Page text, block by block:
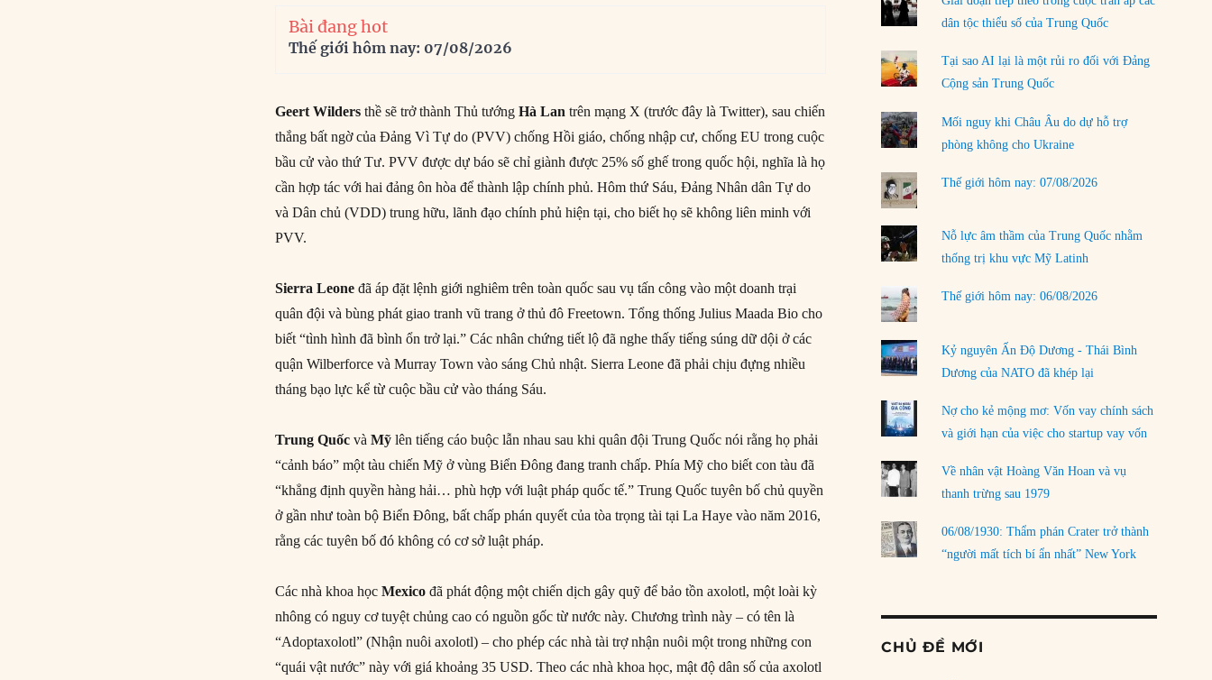
Bài đang hot
Thế giới hôm nay: 07/08/2026
Geert Wilders thề sẽ trở thành Thủ tướngHà Lan trên mạng X (trước đây là Twitter), sau chiến
thắng bất ngờ của Đảng Vì Tự do (PVV) chống Hồi giáo, chống nhập cư, chống EU trong cuộc
bầu cử vào thứ Tư. PVV được dự báo sẽ chỉ giành được 25% số ghế trong quốc hội, nghĩa là họ
cần hợp tác với hai đảng ôn hòa để thành lập chính phủ. Hôm thứ Sáu, Đảng Nhân dân Tự do
và Dân chủ (VDD) trung hữu, lãnh đạo chính phủ hiện tại, cho biết họ sẽ không liên minh với
PVV.
Sierra Leone đã áp đặt lệnh giới nghiêm trên toàn quốc sau vụ tấn công vào một doanh trại
quân đội và bùng phát giao tranh vũ trang ở thủ đô Freetown. Tổng thống Julius Maada Bio cho
biết “tình hình đã bình ổn trở lại.” Các nhân chứng tiết lộ đã nghe thấy tiếng súng dữ dội ở các
quận Wilberforce và Murray Town vào sáng Chủ nhật. Sierra Leone đã phải chịu đựng nhiều
tháng bạo lực kể từ cuộc bầu cử vào tháng Sáu.
Trung Quốcvà Mỹ lên tiếng cáo buộc lẫn nhau sau khi quân đội Trung Quốc nói rằng họ phải
“cảnh báo” một tàu chiến Mỹ ở vùng Biển Đông đang tranh chấp. Phía Mỹ cho biết con tàu đã
“khẳng định quyền hàng hải… phù hợp với luật pháp quốc tế.” Trung Quốc tuyên bố chủ quyền
ở gần như toàn bộ Biển Đông, bất chấp phán quyết của tòa trọng tài tại La Haye vào năm 2016,
rằng các tuyên bố đó không có cơ sở luật pháp.
Các nhà khoa họcMexico đã phát động một chiến dịch gây quỹ để bảo tồn axolotl, một loài kỳ
nhông có nguy cơ tuyệt chủng cao có nguồn gốc từ nước này. Chương trình này – có tên là
“Adoptaxolotl” (Nhận nuôi axolotl) – cho phép các nhà tài trợ nhận nuôi một trong những con
“quái vật nước” này với giá khoảng 35 USD. Theo các nhà khoa học, mật độ dân số của axolotl
02/08/2026
Làm thế nào để kết thúc Chiến tranh Iran?
01/08/2026
Chiến lược kế tiếp của Bắc Kinh ở Biển Đông
31/07/2026
Trật tự thế giới mới: Các nước nhỏ sẽ luôn
phải chịu đựng?
30/07/2026
LOAD MORE
dân tộc thiểu số của Trung Quốc
Tại sao AI lại là một rủi ro đối với Đảng
Cộng sản Trung Quốc
Mối nguy khi Châu Âu do dự hỗ trợ
phòng không cho Ukraine
Thế giới hôm nay: 07/08/2026
Nỗ lực âm thầm của Trung Quốc nhằm
thống trị khu vực Mỹ Latinh
Thế giới hôm nay: 06/08/2026
Kỷ nguyên Ấn Độ Dương - Thái Bình
Dương của NATO đã khép lại
Nợ cho kẻ mộng mơ: Vốn vay chính sách
và giới hạn của việc cho startup vay vốn
Về nhân vật Hoàng Văn Hoan và vụ
thanh trừng sau 1979
06/08/1930: Thẩm phán Crater trở thành
“người mất tích bí ẩn nhất” New York
CHỦ ĐỀ MỚI